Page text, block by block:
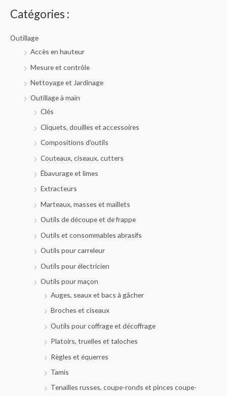
c
h
e
e
p
Catégories :
Outillage
Accès en hauteur
Mesure et contrôle
Nettoyage et Jardinage
Outillage à main
Clés
Cliquets, douilles et accessoires
Compositions d'outils
Couteaux, ciseaux, cutters
Ébavurage et limes
Extracteurs
Marteaux, masses et maillets
Outils de découpe et de frappe
Outils et consommables abrasifs
Outils pour carreleur
Outils pour électricien
Outils pour maçon
Auges, seaux et bacs à gâcher
Broches et ciseaux
Outils pour coffrage et décoffrage
Platoirs, truelles et taloches
Règles et équerres
Tamis
Tenailles russes, coupe-ronds et pinces coupe-